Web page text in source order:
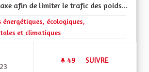
afin de limiter le trafic des poids...
de la catégorie : Les transitions
énergétiques, écologiques,
et climatiques
49 49 ABONNÉS
SUIVRE